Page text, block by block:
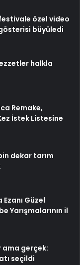
özel video
büyüledi
halkla
Remake,
İstek Listesine
dekar tarım
Güzel
Yarışmalarının il
ama gerçek:
seçildi